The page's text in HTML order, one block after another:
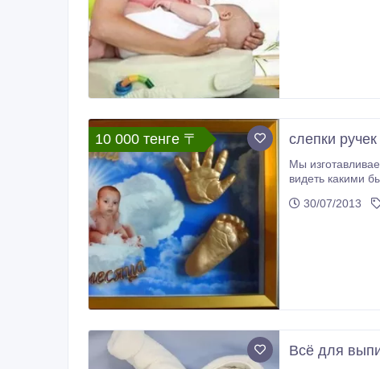
10 000 тенге 〒 слепки
Мы
видеть какими были
30/07/2013
Всё для